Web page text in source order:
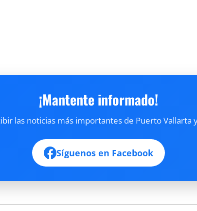
¡Mantente informado!
las noticias más importantes de Puerto Vallarta
Síguenos en Facebook